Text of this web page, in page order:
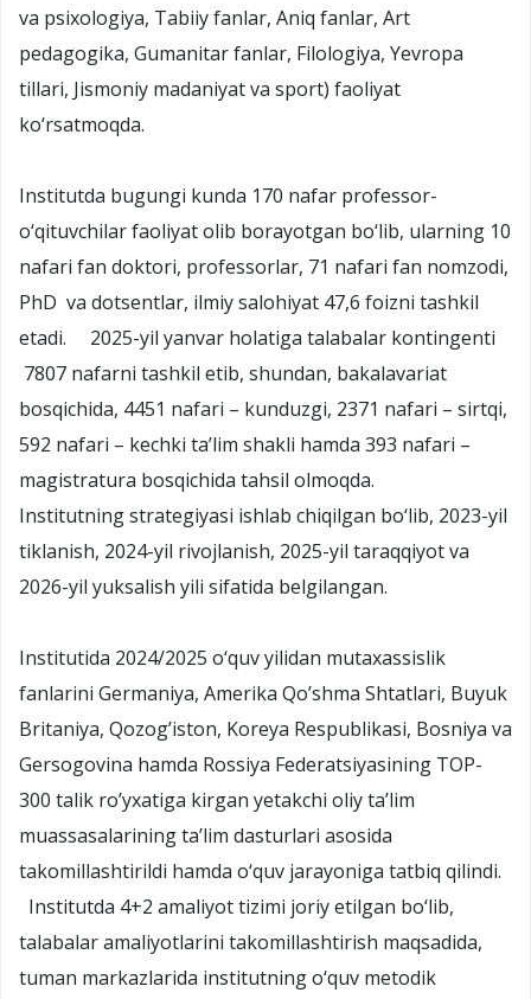
va psixologiya, Tabiiy fanlar, Aniq fanlar, Art
pedagogika, Gumanitar fanlar, Filologiya, Yevropa
tillari, Jismoniy madaniyat va sport) faoliyat
ko‘rsatmoqda.
Institutda bugungi kunda 170 nafar professor-
o‘qituvchilar faoliyat olib borayotgan bo‘lib, ularning 10
nafari fan doktori, professorlar, 71 nafari fan nomzodi,
PhD va dotsentlar, ilmiy salohiyat 47,6 foizni tashkil
etadi. 2025-yil yanvar holatiga talabalar kontingenti
7807 nafarni tashkil etib, shundan, bakalavariat
bosqichida, 4451 nafari – kunduzgi, 2371 nafari – sirtqi,
592 nafari – kechki ta’lim shakli hamda 393 nafari –
magistratura bosqichida tahsil olmoqda.
Institutning strategiyasi ishlab chiqilgan bo‘lib, 2023-yil
tiklanish, 2024-yil rivojlanish, 2025-yil taraqqiyot va
2026-yil yuksalish yili sifatida belgilangan.
Institutida 2024/2025 o‘quv yilidan mutaxassislik
fanlarini Germaniya, Amerika Qo’shma Shtatlari, Buyuk
Britaniya, Qozog’iston, Koreya Respublikasi, Bosniya va
Gersogovina hamda Rossiya Federatsiyasining TOP-
300 talik ro’yxatiga kirgan yetakchi oliy ta’lim
muassasalarining ta’lim dasturlari asosida
takomillashtirildi hamda o‘quv jarayoniga tatbiq qilindi.
Institutda 4+2 amaliyot tizimi joriy etilgan bo‘lib,
talabalar amaliyotlarini takomillashtirish maqsadida,
tuman markazlarida institutning o‘quv metodik